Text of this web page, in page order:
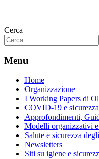
Cerca
Menu
Home
Organizzazione
I Working Papers di
COVID-19 e
Approfondimenti,
Modelli organizzativi
Salute e sicurezza
Newsletters
Siti su igiene e